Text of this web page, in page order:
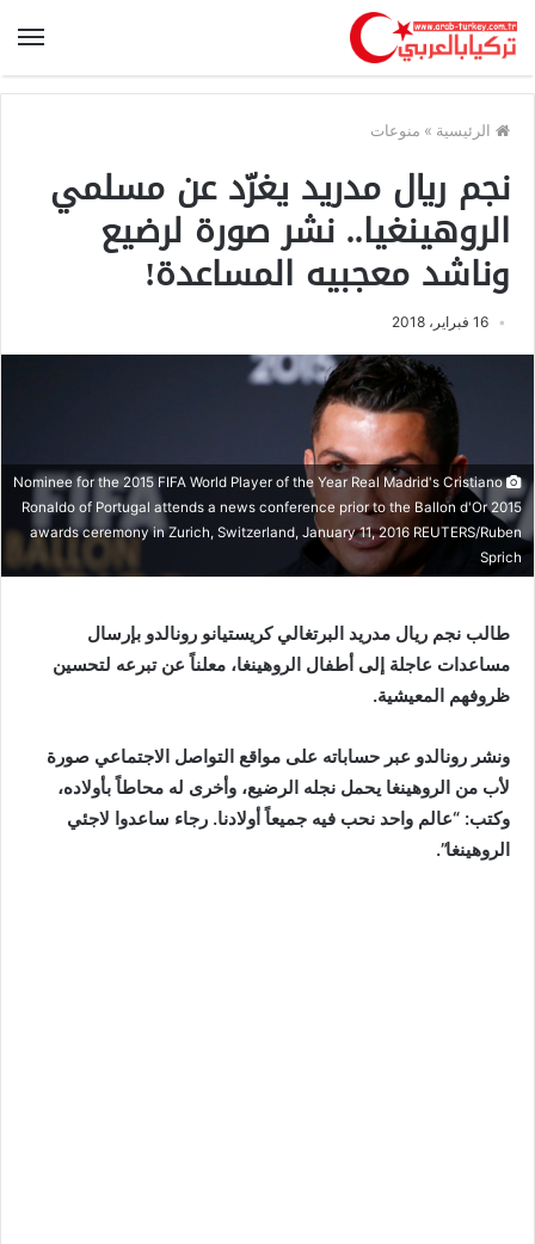
الرئيسية » منوعات
نجم ريال مدريد يغرّد عن مسلمي
الروهينغيا.. نشر صورة لرضيع
وناشد معجبيه المساعدة!
16 فبراير، 2018
Nominee for the 2015 FIFA World Player of the Year Real Madrid's Cristiano
Ronaldo of Portugal attends a news conference prior to the Ballon d'Or 2015
awards ceremony in Zurich, Switzerland, January 11, 2016 REUTERS/Ruben
Sprich
طالب نجم ريال مدريد البرتغالي كريستيانو رونالدو بإرسال
مساعدات عاجلة إلى أطفال الروهينغا، معلناً عن تبرعه لتحسين
ظروفهم المعيشية.
ونشر رونالدو عبر حساباته على مواقع التواصل الاجتماعي صورة
لأب من الروهينغا يحمل نجله الرضيع، وأخرى له محاطاً بأولاده،
وكتب: “عالم واحد نحب فيه جميعاً أولادنا. رجاء ساعدوا لاجئي
الروهينغا”.